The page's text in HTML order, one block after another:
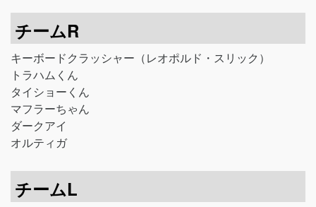
チームR
キーボードクラッシャー（レオポルド・スリック）
トラハムくん
タイショーくん
マフラーちゃん
ダークアイ
オルティガ
チームL